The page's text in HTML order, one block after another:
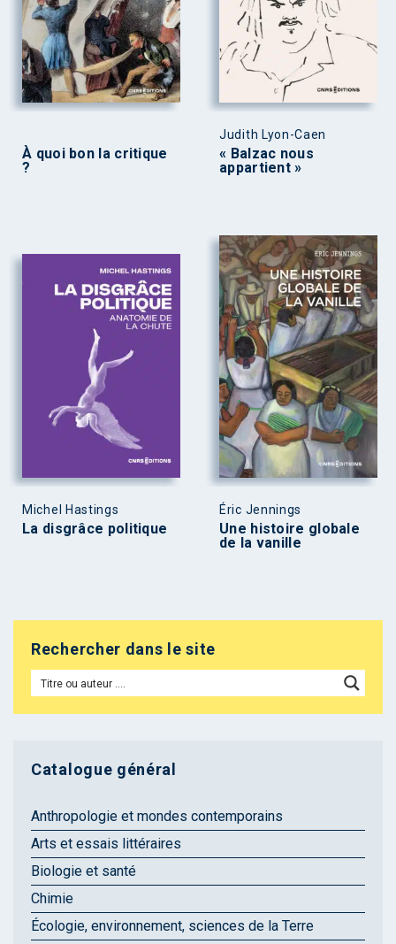
À quoi bon la critique
?
Judith Lyon-Caen
« Balzac nous
appartient »
Michel Hastings
La disgrâce politique
Éric Jennings
Une histoire globale
de la vanille
Rechercher dans le site
Catalogue général
Anthropologie et mondes contemporains
Arts et essais littéraires
Biologie et santé
Chimie
Écologie, environnement, sciences de la Terre